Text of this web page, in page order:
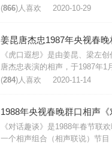
(866)人喜欢 2020-10-29
《虎口遐想》是由姜昆、梁左创
唐杰忠表演的相声，于1987年1
(284)人喜欢 2020-11-14
《对话趣谈》是1988年春节联
一个相声组合（相声联说）节目